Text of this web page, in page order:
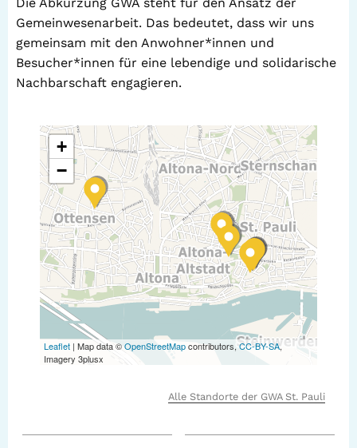
Gemeinwesenarbeit. Das bedeutet, dass wir uns
gemeinsam mit den Anwohner*innen und
Besucher*innen für eine lebendige und solidarische
Nachbarschaft engagieren.
+
−
Leaflet | Map data ©OpenStreetMapcontributors, CC-BY-SA,
Imagery 3plusx
Alle Standorte der GWA St. Pauli